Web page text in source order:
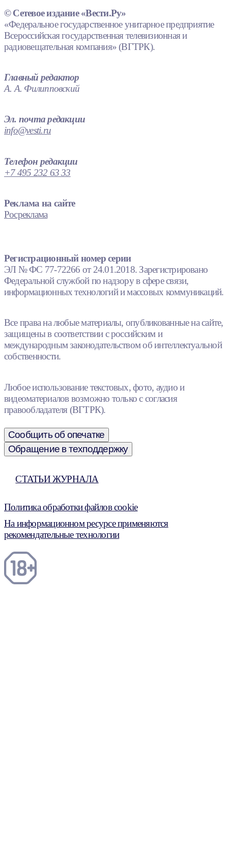
© Сетевое издание «Вести.Ру»
«Федеральное государственное унитарное предприятие
Всероссийская государственная телевизионная и
радиовещательная компания» (ВГТРК).
Главный редактор
А. А. Филипповский
Эл. почта редакции
info@vesti.ru
Телефон редакции
+7 495 232 63 33
Реклама на сайте
Росреклама
Регистрационный номер серии
ЭЛ № ФС 77-72266 от 24.01.2018. Зарегистрировано
Федеральной службой по надзору в сфере связи,
информационных технологий и массовых коммуникаций.
Все права на любые материалы, опубликованные на сайте,
защищены в соответствии с российским и
международным законодательством об интеллектуальной
собственности.
Любое использование текстовых, фото, аудио и
видеоматериалов возможно только с согласия
правообладателя (ВГТРК).
Сообщить об опечатке
Обращение в техподдержку
СТАТЬИ ЖУРНАЛА
Политика обработки файлов cookie
На информационном ресурсе применяются
рекомендательные технологии